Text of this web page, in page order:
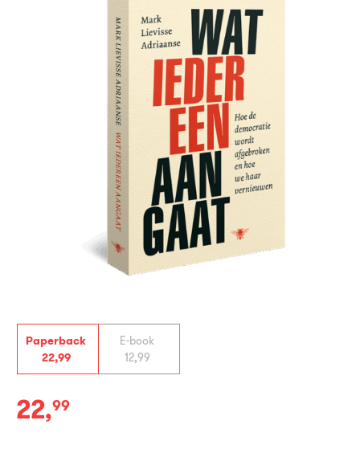
Paperback
22,99
E-book
12,99
Paperback:
22,99